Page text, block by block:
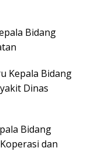
Bidang
Kepala Bidang
Dinas
Bidang
dan